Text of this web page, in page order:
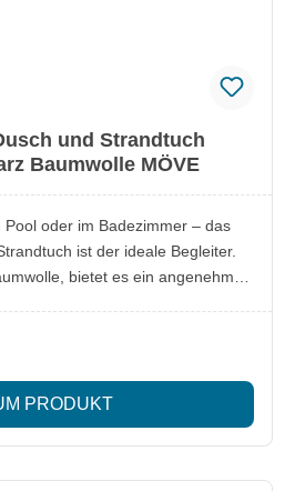
und Strandtuch
Baumwolle MÖVE
oder im Badezimmer – das
ist der ideale Begleiter.
bietet es ein angenehm
Made in Germany
Verarbeitung und
Komfort Vielseitig
PRODUKT